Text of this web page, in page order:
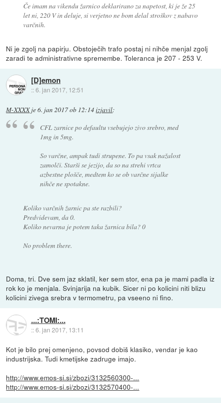
Če imam na vikendu žarnico deklarirano za napetost, ki je že 25
let ni, 220 V in deluje, si verjetno ne bom delal stroškov z nabavo
varčnih.
Ni je zgolj na papirju. Obstoječih trafo postaj ni nihče menjal zgolj
zaradi te administrativne spremembe. Toleranca je 207 - 253 V.
[D]emon
::6. jan 2017, 12:51
M-XXXXje6. jan 2017 ob 12:14izjavil:
CFL zarnice po defaultu vsebujejo zivo srebro, med
1mg in 5mg.
So varčne, ampak tudi strupene. To pa vsak nažalost
zamolči. Starši se jezijo, da so na strehi vrtca
azbestne plošče, medtem ko se ob varčne sijalke
nihče ne spotakne.
Koliko varčnih žarnic pa ste razbili?
Predvidevam, da 0.
Koliko nevarna je potem taka žarnica bila? 0
No problem there.
Doma, tri. Dve sem jaz sklatil, ker sem stor, ena pa je mami padla iz
rok ko je menjala. Svinjarija na kubik. Sicer ni po kolicini niti blizu
kolicini zivega srebra v termometru, pa vseeno ni fino.
...:TOMI:...
::6. jan 2017, 13:11
Kot je bilo prej omenjeno, povsod dobiš klasiko, vendar je kao
industrijska. Tudi kmetijske zadruge imajo.
http://www.emos-si.si/zbozi/3132560300-...
http://www.emos-si.si/zbozi/3132570400-...